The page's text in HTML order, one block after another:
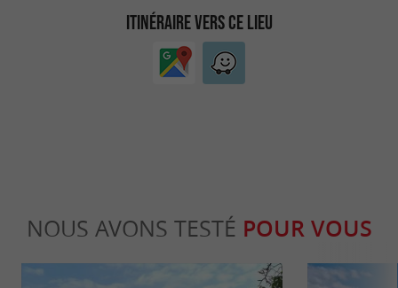
ITINÉRAIRE VERS CE LIEU
NOUS AVONS TESTÉ POUR VOUS